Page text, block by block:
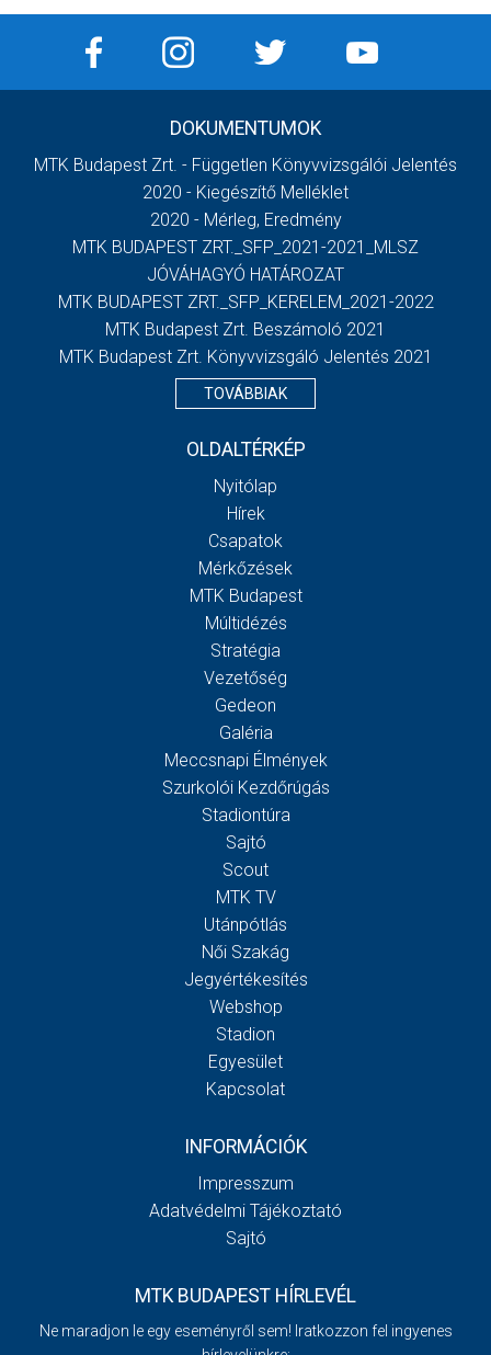
DOKUMENTUMOK
MTK Budapest Zrt. - Független Könyvvizsgálói Jelentés
2020 - Kiegészítő Melléklet
2020 - Mérleg, Eredmény
MTK BUDAPEST ZRT._SFP_2021-2021_MLSZ
JÓVÁHAGYÓ HATÁROZAT
MTK BUDAPEST ZRT._SFP_KERELEM_2021-2022
MTK Budapest Zrt. Beszámoló 2021
MTK Budapest Zrt. Könyvvizsgáló Jelentés 2021
TOVÁBBIAK
OLDALTÉRKÉP
Nyitólap
Hírek
Csapatok
Mérkőzések
MTK Budapest
Múltidézés
Stratégia
Vezetőség
Gedeon
Galéria
Meccsnapi Élmények
Szurkolói Kezdőrúgás
Stadiontúra
Sajtó
Scout
MTK TV
Utánpótlás
Női Szakág
Jegyértékesítés
Webshop
Stadion
Egyesület
Kapcsolat
INFORMÁCIÓK
Impresszum
Adatvédelmi Tájékoztató
Sajtó
MTK BUDAPEST HÍRLEVÉL
Ne maradjon le egy eseményről sem! Iratkozzon fel ingyenes